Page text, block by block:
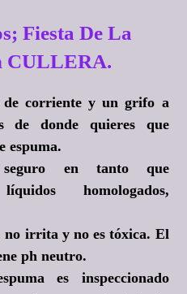
Fiesta De La
CULLERA.
de corriente y un grifo a
de donde quieres que
espuma.
seguro en tanto que
homologados,
no irrita y no es tóxica. El
ph neutro.
es inspeccionado